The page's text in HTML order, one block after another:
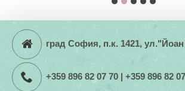
град София, п.к. 1421,
+359 896 82 07 70 | +359 896 82